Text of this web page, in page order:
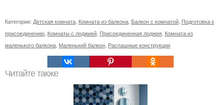
Категории: Детская комната Комната из балкона Балкон с комнатой Подготовка к
присоединению Комнаты с лоджией Присоединенная лоджия Комната из
маленького балкона Маленький балкон Распашные конструкции
Читайте также